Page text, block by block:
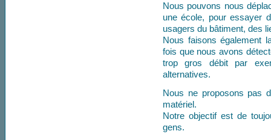
Nous pouvons nous
une école, pour essayer
usagers du bâtiment, des
Nous faisons également
fois que nous avons
trop gros débit par
alternatives.
Nous ne proposons pas
matériel.
Notre objectif est de
gens.